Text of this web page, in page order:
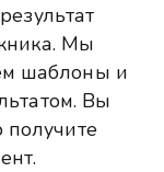
Мы
шаблоны и
Вы
получите